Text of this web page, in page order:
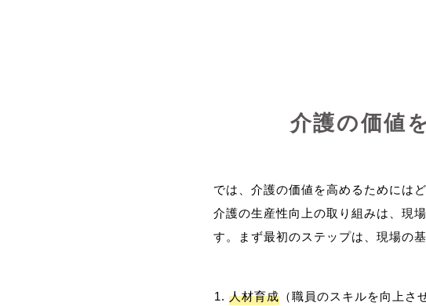
介護の価値
では、介護の価値を高めるためには
介護の生産性向上の取り組みは、現
人材育成 （職員のスキルを向上さ